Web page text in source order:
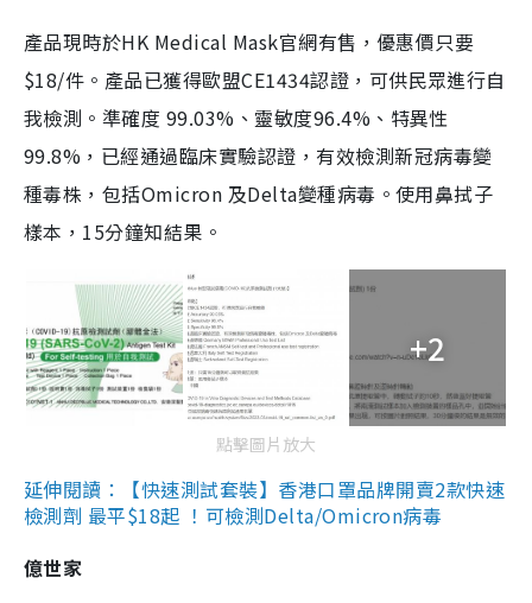
產品現時於HK Medical Mask官網有售，優惠價只要
$18/件。產品已獲得歐盟CE1434認證，可供民眾進行自
我檢測。準確度 99.03%、靈敏度96.4%、特異性
99.8%，已經通過臨床實驗認證，有效檢測新冠病毒變
種毒株，包括Omicron 及Delta變種病毒。使用鼻拭子
樣本，15分鐘知結果。
+2
點擊圖片放大
延伸閱讀：【快速測試套裝】香港口罩品牌開賣2款快速
檢測劑 最平$18起 ！可檢測Delta/Omicron病毒
億世家